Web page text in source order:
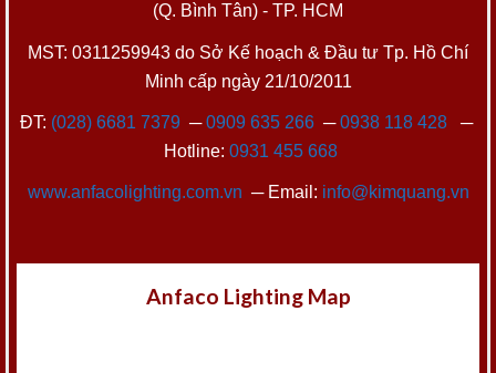
(Q. Bình Tân) - TP. HCM
MST: 0311259943 do Sở Kế hoạch & Đầu tư Tp. Hồ Chí
Minh cấp ngày 21/10/2011
ĐT: (028) 6681 7379 ─0909 635 266─0938 118 428─
Hotline: 0931 455 668
www.anfacolighting.com.vn ─ Email: info@kimquang.vn
Anfaco Lighting Map